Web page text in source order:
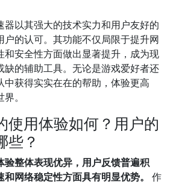
器以其强大的技术实力和用户友好的
户的认可。其功能不仅局限于提升网
和安全性方面做出显著提升，成为现
缺的辅助工具。无论是游戏爱好者还
中获得实实在在的帮助，体验更高
。
使用体验如何？用户的
些？
验整体表现优异，用户反馈普遍积
网络稳定性方面具有明显优势。
作